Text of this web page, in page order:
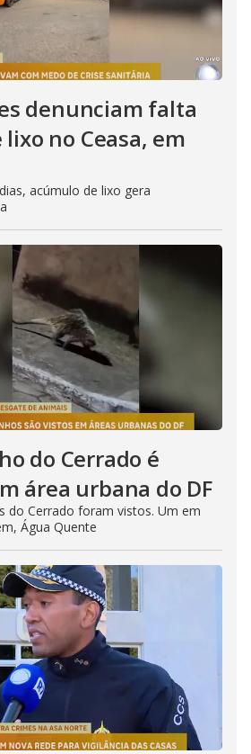
denunciam falta
no Ceasa, em
acúmulo de lixo gera
do Cerrado é
área urbana do DF
do Cerrado foram vistos. Um em
Água Quente